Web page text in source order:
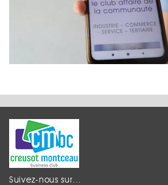
Suivez-nous sur…